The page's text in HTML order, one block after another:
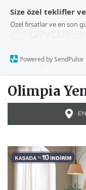
Size özel teklifler
Özel fırsatlar ve en son
Powered by SendPulse
Olimpia